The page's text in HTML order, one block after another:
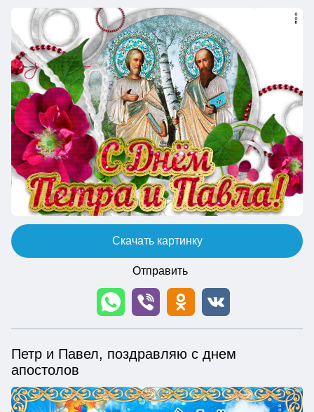
Скачать картинку
Отправить
Петр и Павел, поздравляю с днем
апостолов